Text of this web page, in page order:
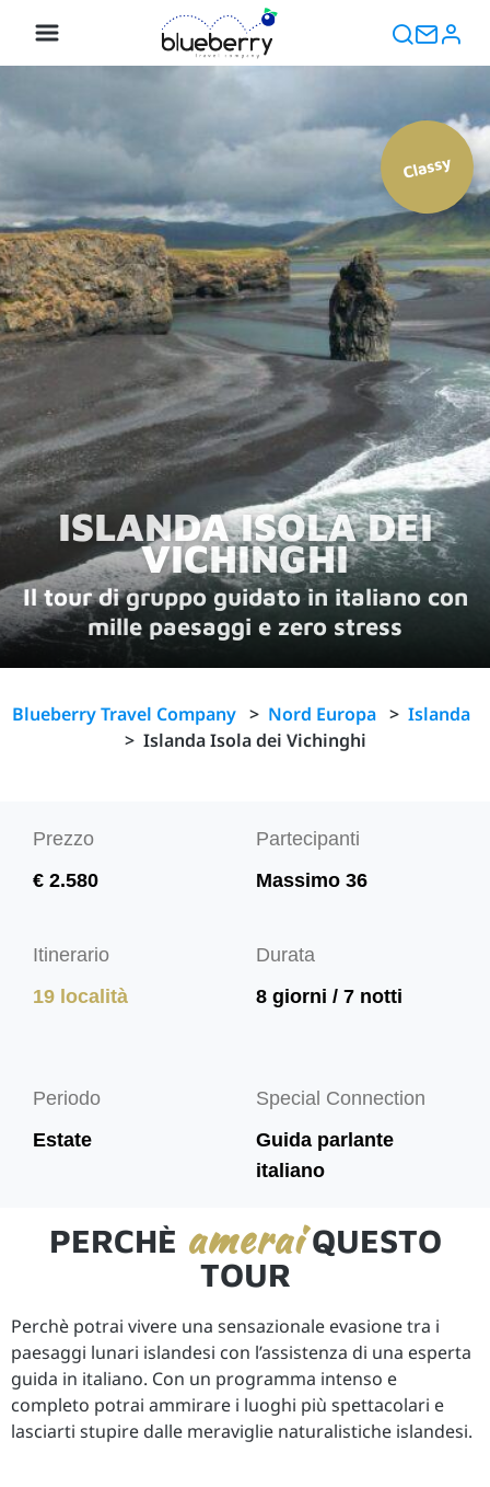
Classy
ISLANDA ISOLA DEI
VICHINGHI
Il tour di gruppo guidato in italiano con
mille paesaggi e zero stress
Blueberry Travel Company> Nord Europa> Islanda
> Islanda Isola dei Vichinghi
Prezzo
€ 2.580
Partecipanti
Massimo 36
Itinerario
19 località
Durata
8 giorni / 7 notti
Periodo
Estate
Special Connection
Guida parlante
italiano
PERCHÈ ameraiQUESTO
TOUR
Perchè potrai vivere una sensazionale evasione tra i
paesaggi lunari islandesi con l’assistenza di una esperta
guida in italiano. Con un programma intenso e
completo potrai ammirare i luoghi più spettacolari e
lasciarti stupire dalle meraviglie naturalistiche islandesi.